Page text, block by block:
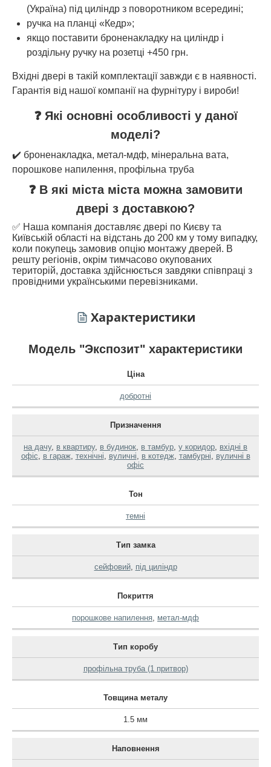
(Україна) під циліндр з поворотником всередині;
ручка на планці «Кедр»;
якщо поставити броненакладку на циліндр і
роздільну ручку на розетці +450 грн.
Вхідні двері в такій комплектації завжди є в наявності.
Гарантія від нашої компанії на фурнітуру і вироби!
❓ Які основні особливості у даної
моделі?
✔️ броненакладка, метал-мдф, мінеральна вата,
порошкове напилення, профільна труба
❓ В які міста міста можна замовити
двері з доставкою?
✅ Наша компанія доставляє двері по Києву та
Київській області на відстань до 200 км у тому випадку,
коли покупець замовив опцію монтажу дверей. В
решту регіонів, окрім тимчасово окупованих
територій, доставка здійснюється завдяки співпраці з
провідними українськими перевізниками.
Характеристики
Модель "Экспозит" характеристики
Ціна
добротні
Призначення
на дачу, в квартиру, в будинок в тамбур у коридор вхідні в
офіс
в гараж, технічні вуличні в котедж, тамбурні
вуличні в
офіс
Тон
темні
Тип замка
сейфовий, під циліндр
Покриття
порошкове напилення метал-мдф
Тип коробу
профільна труба (1 притвор)
Товщина металу
1.5 мм
Наповнення